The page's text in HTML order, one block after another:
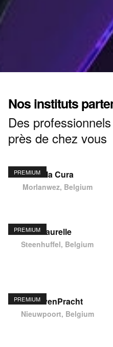
Nos instituts
Des
près de chez vous
PREMIUM Ma Cura
Morlanwez, Belgium
PREMIUM laurelle
Steenhuffel, Belgium
PREMIUMHavenPracht
Nieuwpoort, Belgium